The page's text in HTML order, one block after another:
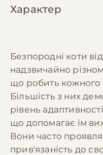
Характер
Безпородні коти
надзвичайно
що робить кожного
Більшість з них
рівень
що допомагає їм
Вони часто
прив'язаність до